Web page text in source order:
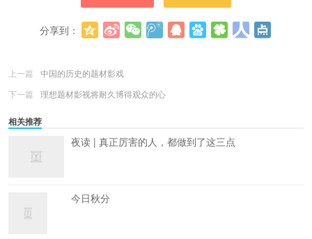
分享到：
上一篇
中国的历史的题材影戏
下一篇
理想题材影视将耐久博得观众的心
相关推荐
夜读 | 真正厉害的人，都做到了这三点
今日秋分